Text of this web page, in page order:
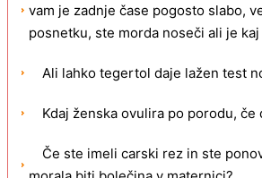
vam je zadnje čase pogosto slabo,
posnetku, ste morda noseči ali je
Ali lahko tegertol daje lažen test
Kdaj ženska ovulira po porodu, če
Če ste imeli carski rez in ste